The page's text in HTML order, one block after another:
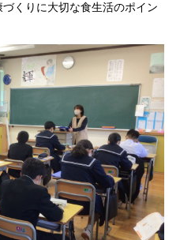
くりに大切な食生活のポイン